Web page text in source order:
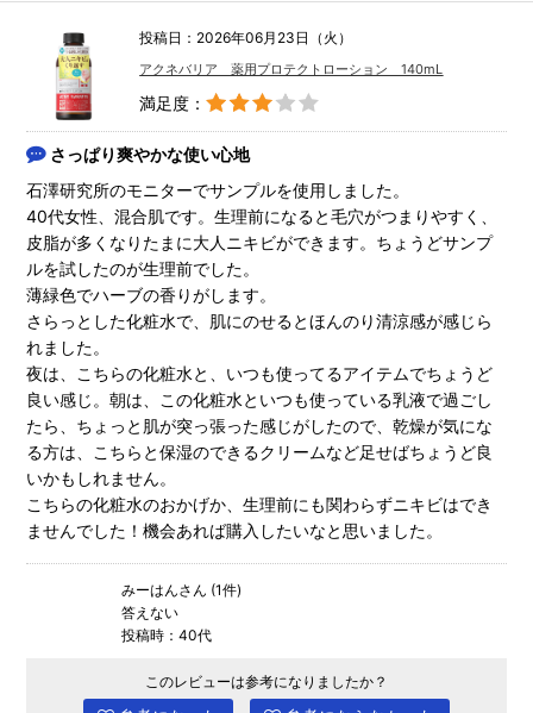
投稿日：2026年06月23日（火）
アクネバリア 薬用プロテクトローション 140mL
満足度：
さっぱり爽やかな使い心地
石澤研究所のモニターでサンプルを使用しました。
40代女性、混合肌です。生理前になると毛穴がつまりやすく、
皮脂が多くなりたまに大人ニキビができます。ちょうどサンプ
ルを試したのが生理前でした。
薄緑色でハーブの香りがします。
さらっとした化粧水で、肌にのせるとほんのり清涼感が感じら
れました。
夜は、こちらの化粧水と、いつも使ってるアイテムでちょうど
良い感じ。朝は、この化粧水といつも使っている乳液で過ごし
たら、ちょっと肌が突っ張った感じがしたので、乾燥が気にな
る方は、こちらと保湿のできるクリームなど足せばちょうど良
いかもしれません。
こちらの化粧水のおかげか、生理前にも関わらずニキビはでき
ませんでした！機会あれば購入したいなと思いました。
みーはんさん (1件)
答えない
投稿時：40代
このレビューは参考になりましたか？